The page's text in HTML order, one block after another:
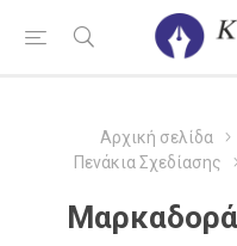
Αρχική σελίδα
Πενάκια Σχεδίασης